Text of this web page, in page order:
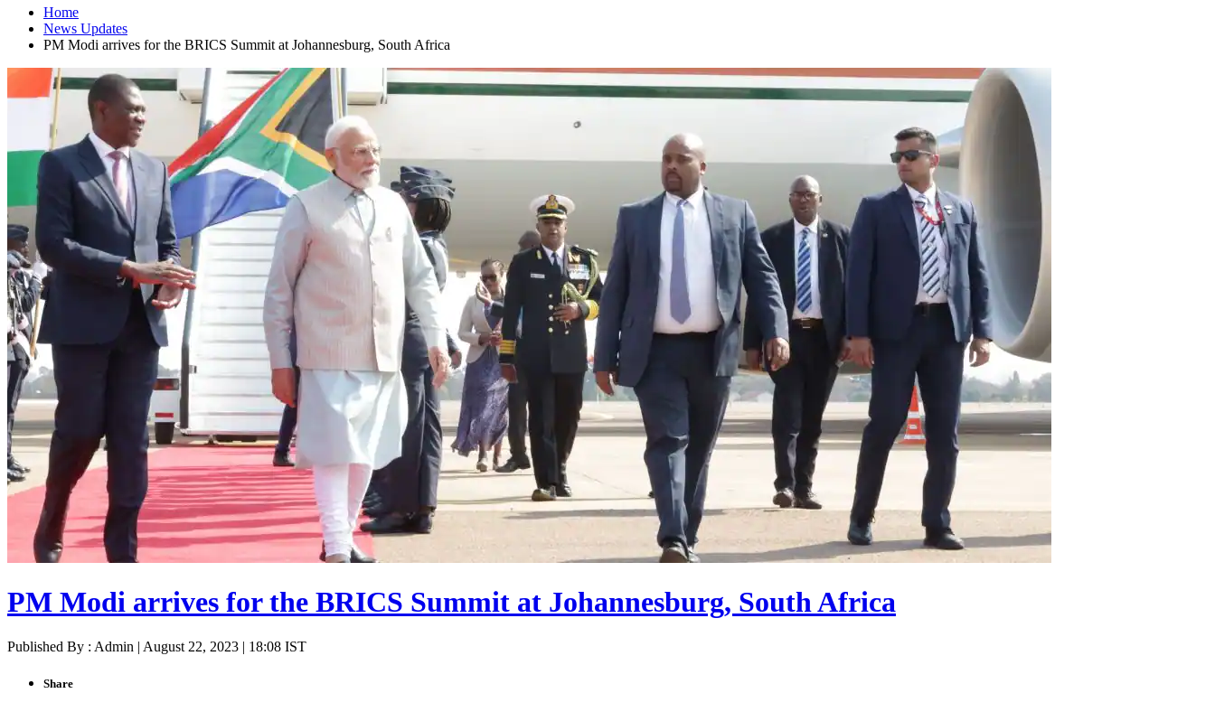
Home
News Updates
PM Modi arrives for the BRICS Summit at Johannesburg, South Africa
PM Modi arrives for the BRICS Summit at Johannesburg, South Africa
Published By : Admin | August 22, 2023 | 18:08 IST
Share